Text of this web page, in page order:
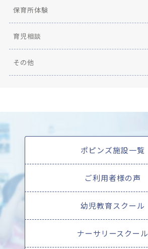
保育所体験
育児相談
その他
ポピンズ施設一覧
ご利用者様の声
幼児教育スクール
ナーサリースクール